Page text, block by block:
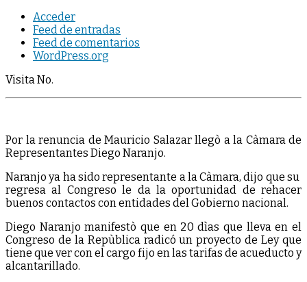
Acceder
Feed de entradas
Feed de comentarios
WordPress.org
Visita No.
Por la renuncia de Mauricio Salazar llegò a la Càmara de
Representantes Diego Naranjo.
Naranjo ya ha sido representante a la Càmara, dijo que su
regresa al Congreso le da la oportunidad de rehacer
buenos contactos con entidades del Gobierno nacional.
Diego Naranjo manifestò que en 20 dìas que lleva en el
Congreso de la Repùblica radicó un proyecto de Ley que
tiene que ver con el cargo fijo en las tarifas de acueducto y
alcantarillado.